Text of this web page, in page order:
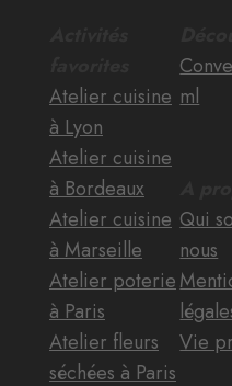
Atelier cuisine
à Lyon
Atelier cuisine
à Bordeaux
Atelier cuisine
à Marseille
Atelier poterie
à Paris
Atelier fleurs
séchées à Paris
ml
Qui
nous
Vie